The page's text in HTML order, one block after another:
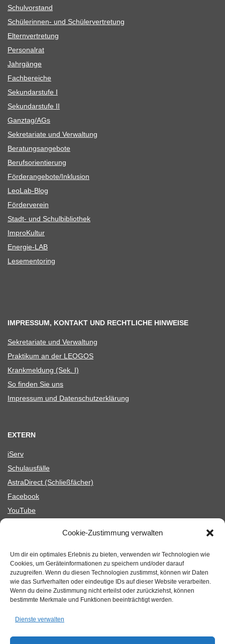
Cookie-Zustimmung verwalten
Um dir ein optimales Erlebnis zu bieten, verwenden wir Technologien wie
Cookies, um Geräteinformationen zu speichern und/oder darauf
zuzugreifen. Wenn du diesen Technologien zustimmst, können wir Daten
wie das Surfverhalten oder eindeutige IDs auf dieser Website verarbeiten.
Wenn du deine Zustimmung nicht erteilst oder zurückziehst, können
bestimmte Merkmale und Funktionen beeinträchtigt werden.
Dienste verwalten
Schul­vor­stand
Schü­le­rin­nen- und Schülervertretung
Eltern­ver­tre­tung
Per­so­nal­rat
Jahr­gänge
Fach­be­rei­che
Sekun­dar­stufe I
Sekun­dar­stufe II
Ganztag/​​AGs
Sekre­ta­riate und Verwaltung
Bera­tungs­an­ge­bote
Berufs­ori­en­tie­rung
Förderangebote/​​Inklusion
Leo­Lab-Blog
För­der­ver­ein
Stadt- und Schulbibliothek
Impro­Kul­tur
Ener­­gie-LAB
Lese­men­to­ring
IMPRESSUM, KONTAKT UND RECHTLICHE HINWEISE
Sekre­ta­riate und Verwaltung
Prak­ti­kum an der LEOGOS
Krank­mel­dung (Sek. I)
So fin­den Sie uns
Impres­sum und Datenschutzerklärung
EXTERN
iServ
Schul­aus­fälle
Astra­Di­rect (Schließ­fä­cher)
Face­book
You­Tube
Mensa (Menü­part­ner)
Astra­Di­rect (Schließ­fä­cher)